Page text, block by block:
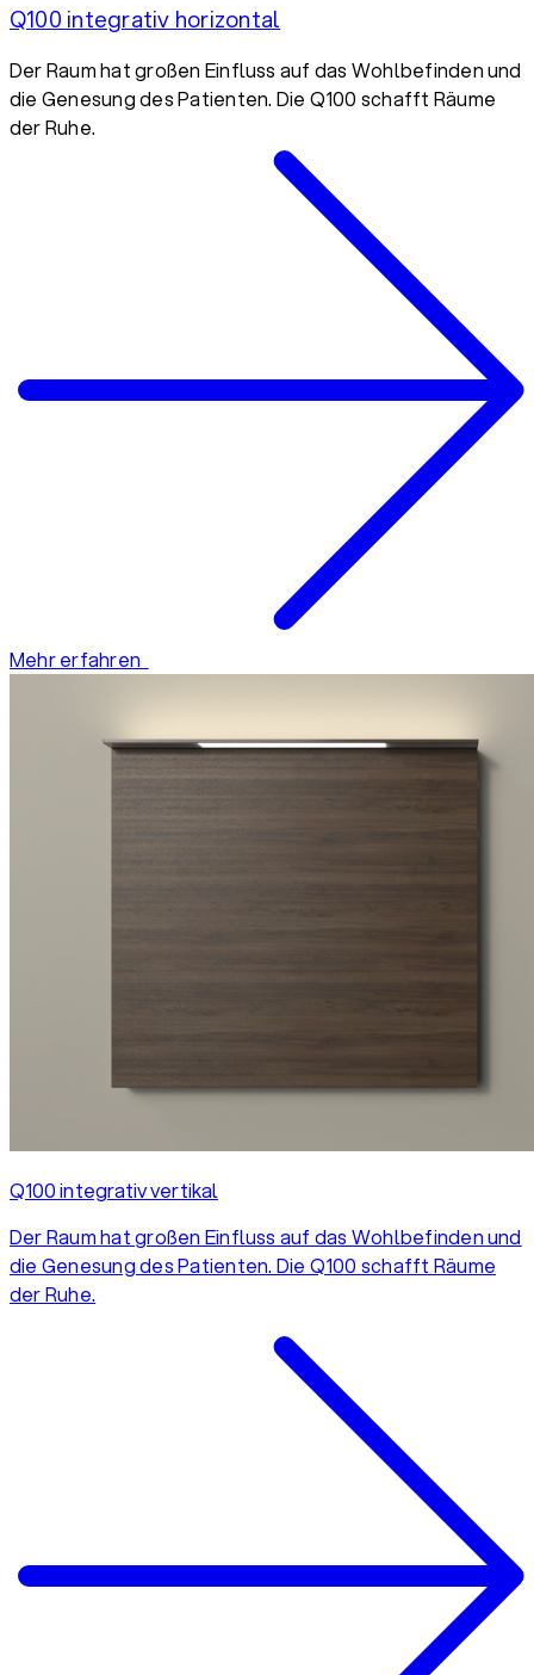
Q100 integrativ horizontal
Der Raum hat großen Einfluss auf das Wohlbefinden und
die Genesung des Patienten. Die Q100 schafft Räume
der Ruhe.
Mehr erfahren
Q100 integrativ vertikal
Der Raum hat großen Einfluss auf das Wohlbefinden und
die Genesung des Patienten. Die Q100 schafft Räume
der Ruhe.